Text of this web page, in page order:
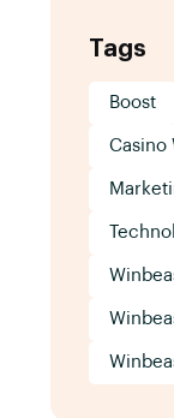
Tags
Boost
Casino